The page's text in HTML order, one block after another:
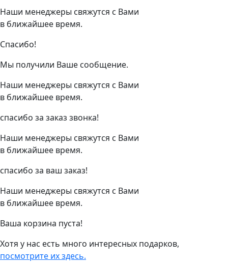
Наши менеджеры свяжутся с Вами
в ближайшее время.
Спасибо!
Мы получили Ваше сообщение.
Наши менеджеры свяжутся с Вами
в ближайшее время.
спасибо за заказ звонка!
Наши менеджеры свяжутся с Вами
в ближайшее время.
спасибо за ваш заказ!
Наши менеджеры свяжутся с Вами
в ближайшее время.
Ваша корзина пуста!
Хотя у нас есть много интересных подарков,
посмотрите их здесь.